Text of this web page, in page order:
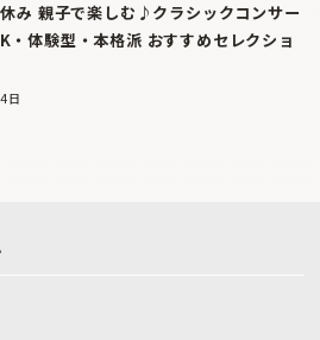
み 親子で楽しむ♪クラシックコンサー
・体験型・本格派 おすすめセレクショ
日